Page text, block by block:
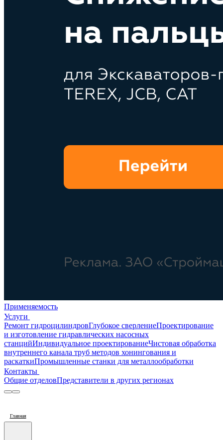
Применяемость
Услуги
Ремонт гидроцилиндровГлубокое сверлениеПроектирование
и изготовление гидравлических насосных
станцийИндивидуальное проектированиеЧистовая обработка
внутреннего канала труб методов хонингования и
раскаткиПромышленные станки для металлообработки
Контакты
Общие отделовПредставители в других регионах
Главная